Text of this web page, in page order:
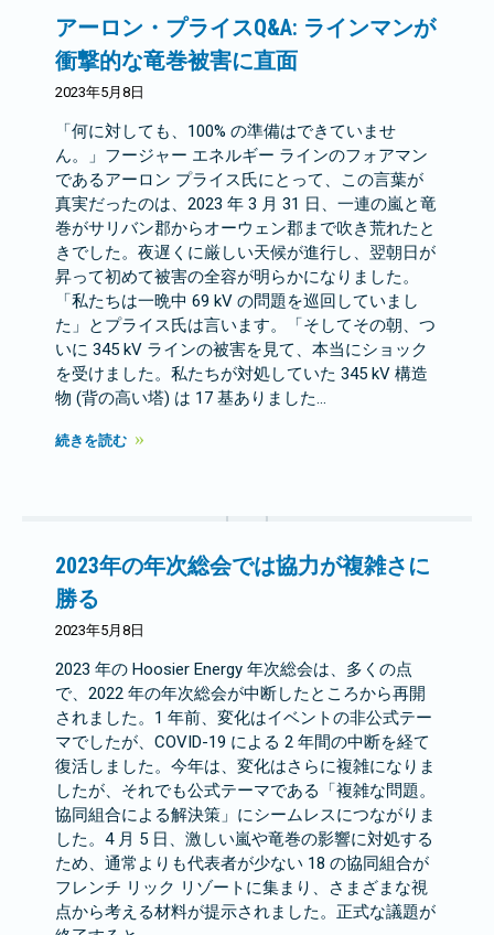
アーロン・プライスQ&A: ラインマンが
衝撃的な竜巻被害に直面
2023年5月8日
「何に対しても、100% の準備はできていませ
ん。」フージャー エネルギー ラインのフォアマン
であるアーロン プライス氏にとって、この言葉が
真実だったのは、2023 年 3 月 31 日、一連の嵐と竜
巻がサリバン郡からオーウェン郡まで吹き荒れたと
きでした。夜遅くに厳しい天候が進行し、翌朝日が
昇って初めて被害の全容が明らかになりました。
「私たちは一晩中 69 kV の問題を巡回していまし
た」とプライス氏は言います。「そしてその朝、つ
いに 345 kV ラインの被害を見て、本当にショック
を受けました。私たちが対処していた 345 kV 構造
物 (背の高い塔) は 17 基ありました...
続きを読む
2023年の年次総会では協力が複雑さに
勝る
2023年5月8日
2023 年の Hoosier Energy 年次総会は、多くの点
で、2022 年の年次総会が中断したところから再開
されました。1 年前、変化はイベントの非公式テー
マでしたが、COVID-19 による 2 年間の中断を経て
復活しました。今年は、変化はさらに複雑になりま
したが、それでも公式テーマである「複雑な問題。
協同組合による解決策」にシームレスにつながりま
した。4 月 5 日、激しい嵐や竜巻の影響に対処する
ため、通常よりも代表者が少ない 18 の協同組合が
フレンチ リック リゾートに集まり、さまざまな視
点から考える材料が提示されました。正式な議題が